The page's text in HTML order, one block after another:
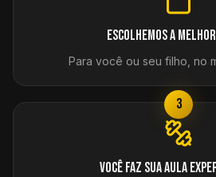
Escolhemos a
Para você ou seu filho, no
3
Você faz sua aula